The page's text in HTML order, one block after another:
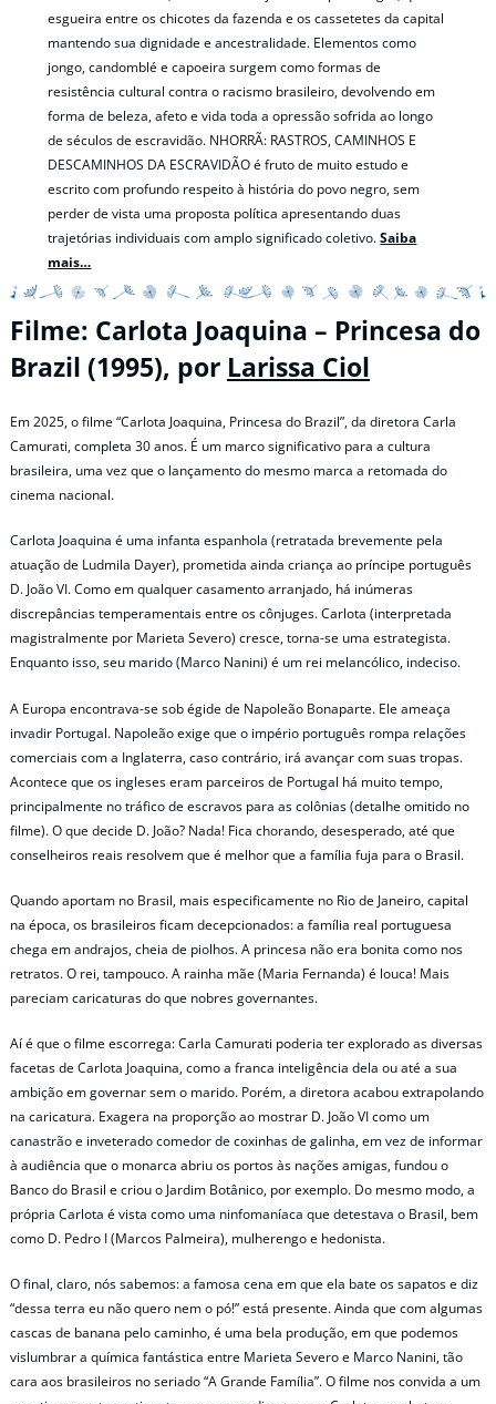
esgueira entre os chicotes da fazenda e os cassetetes da capital
mantendo sua dignidade e ancestralidade. Elementos como
jongo, candomblé e capoeira surgem como formas de
resistência cultural contra o racismo brasileiro, devolvendo em
forma de beleza, afeto e vida toda a opressão sofrida ao longo
de séculos de escravidão. NHORRÃ: RASTROS, CAMINHOS E
DESCAMINHOS DA ESCRAVIDÃO é fruto de muito estudo e
escrito com profundo respeito à história do povo negro, sem
perder de vista uma proposta política apresentando duas
trajetórias individuais com amplo significado coletivo.Saiba
mais…
Filme: Carlota Joaquina – Princesa do
Brazil (1995), por Larissa Ciol
Em 2025, o filme “Carlota Joaquina, Princesa do Brazil”, da diretora Carla
Camurati, completa 30 anos. É um marco significativo para a cultura
brasileira, uma vez que o lançamento do mesmo marca a retomada do
cinema nacional.
Carlota Joaquina é uma infanta espanhola (retratada brevemente pela
atuação de Ludmila Dayer), prometida ainda criança ao príncipe português
D. João VI. Como em qualquer casamento arranjado, há inúmeras
discrepâncias temperamentais entre os cônjuges. Carlota (interpretada
magistralmente por Marieta Severo) cresce, torna-se uma estrategista.
Enquanto isso, seu marido (Marco Nanini) é um rei melancólico, indeciso.
A Europa encontrava-se sob égide de Napoleão Bonaparte. Ele ameaça
invadir Portugal. Napoleão exige que o império português rompa relações
comerciais com a Inglaterra, caso contrário, irá avançar com suas tropas.
Acontece que os ingleses eram parceiros de Portugal há muito tempo,
principalmente no tráfico de escravos para as colônias (detalhe omitido no
filme). O que decide D. João? Nada! Fica chorando, desesperado, até que
conselheiros reais resolvem que é melhor que a família fuja para o Brasil.
Quando aportam no Brasil, mais especificamente no Rio de Janeiro, capital
na época, os brasileiros ficam decepcionados: a família real portuguesa
chega em andrajos, cheia de piolhos. A princesa não era bonita como nos
retratos. O rei, tampouco. A rainha mãe (Maria Fernanda) é louca! Mais
pareciam caricaturas do que nobres governantes.
Aí é que o filme escorrega: Carla Camurati poderia ter explorado as diversas
facetas de Carlota Joaquina, como a franca inteligência dela ou até a sua
ambição em governar sem o marido. Porém, a diretora acabou extrapolando
na caricatura. Exagera na proporção ao mostrar D. João VI como um
canastrão e inveterado comedor de coxinhas de galinha, em vez de informar
à audiência que o monarca abriu os portos às nações amigas, fundou o
Banco do Brasil e criou o Jardim Botânico, por exemplo. Do mesmo modo, a
própria Carlota é vista como uma ninfomaníaca que detestava o Brasil, bem
como D. Pedro I (Marcos Palmeira), mulherengo e hedonista.
O final, claro, nós sabemos: a famosa cena em que ela bate os sapatos e diz
“dessa terra eu não quero nem o pó!” está presente. Ainda que com algumas
cascas de banana pelo caminho, é uma bela produção, em que podemos
vislumbrar a química fantástica entre Marieta Severo e Marco Nanini, tão
cara aos brasileiros no seriado “A Grande Família”. O filme nos convida a um